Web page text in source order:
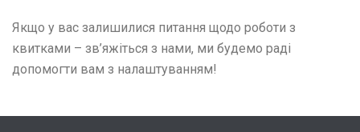
Якщо у вас залишилися питання щодо роботи з
квитками – зв’яжіться з нами, ми будемо раді
допомогти вам з налаштуванням!